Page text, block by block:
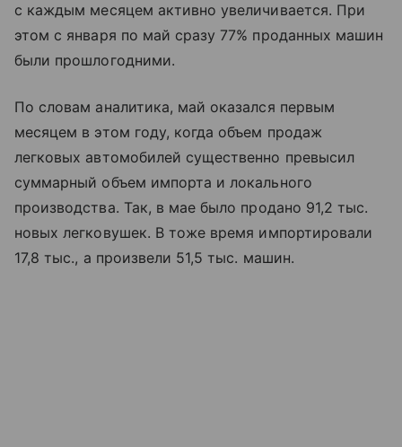
с каждым месяцем активно увеличивается. При
этом с января по май сразу 77% проданных машин
были прошлогодними.
По словам аналитика, май оказался первым
месяцем в этом году, когда объем продаж
легковых автомобилей существенно превысил
суммарный объем импорта и локального
производства. Так, в мае было продано 91,2 тыс.
новых легковушек. В тоже время импортировали
17,8 тыс., а произвели 51,5 тыс. машин.